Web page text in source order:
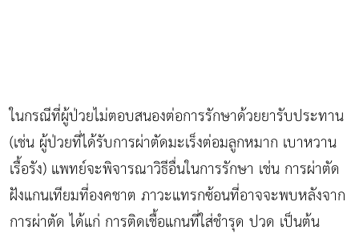
ในกรณีที่ผู้ป่วยไม่ตอบสนองต่อการรักษาด้วยยารับประทาน
(เช่น ผู้ป่วยที่ได้รับการผ่าตัดมะเร็งต่อมลูกหมาก เบาหวาน
เรื้อรัง) แพทย์จะพิจารณาวิธีอื่นในการรักษา เช่น การผ่าตัด
ฝังแกนเทียมที่องคชาต ภาวะแทรกซ้อนที่อาจจะพบหลังจาก
การผ่าตัด ได้แก่ การติดเชื้อแกนที่ใส่ชำรุด ปวด เป็นต้น